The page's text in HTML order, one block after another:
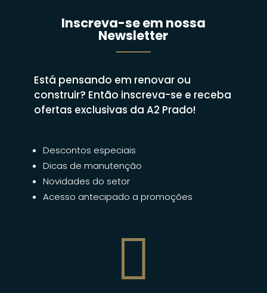
Inscreva-se em nossa
Newsletter
Está pensando em renovar ou
construir? Então inscreva-se e receba
ofertas exclusivas da A2 Prado!
Descontos especiais
Dicas de manutenção
Novidades do setor
Acesso antecipado a promoções
